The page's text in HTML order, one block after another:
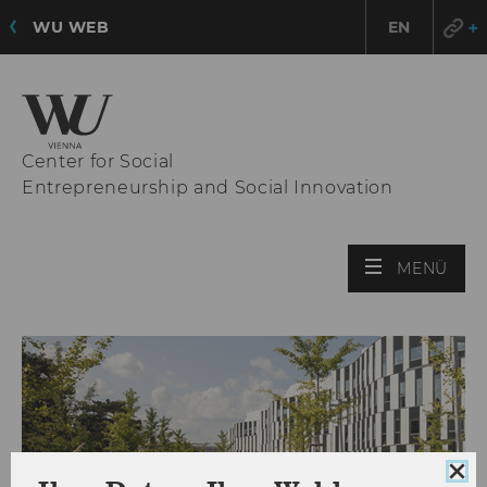
WU WEB EN
Center for Social
Entrepreneurship and Social Innovation
MENÜ